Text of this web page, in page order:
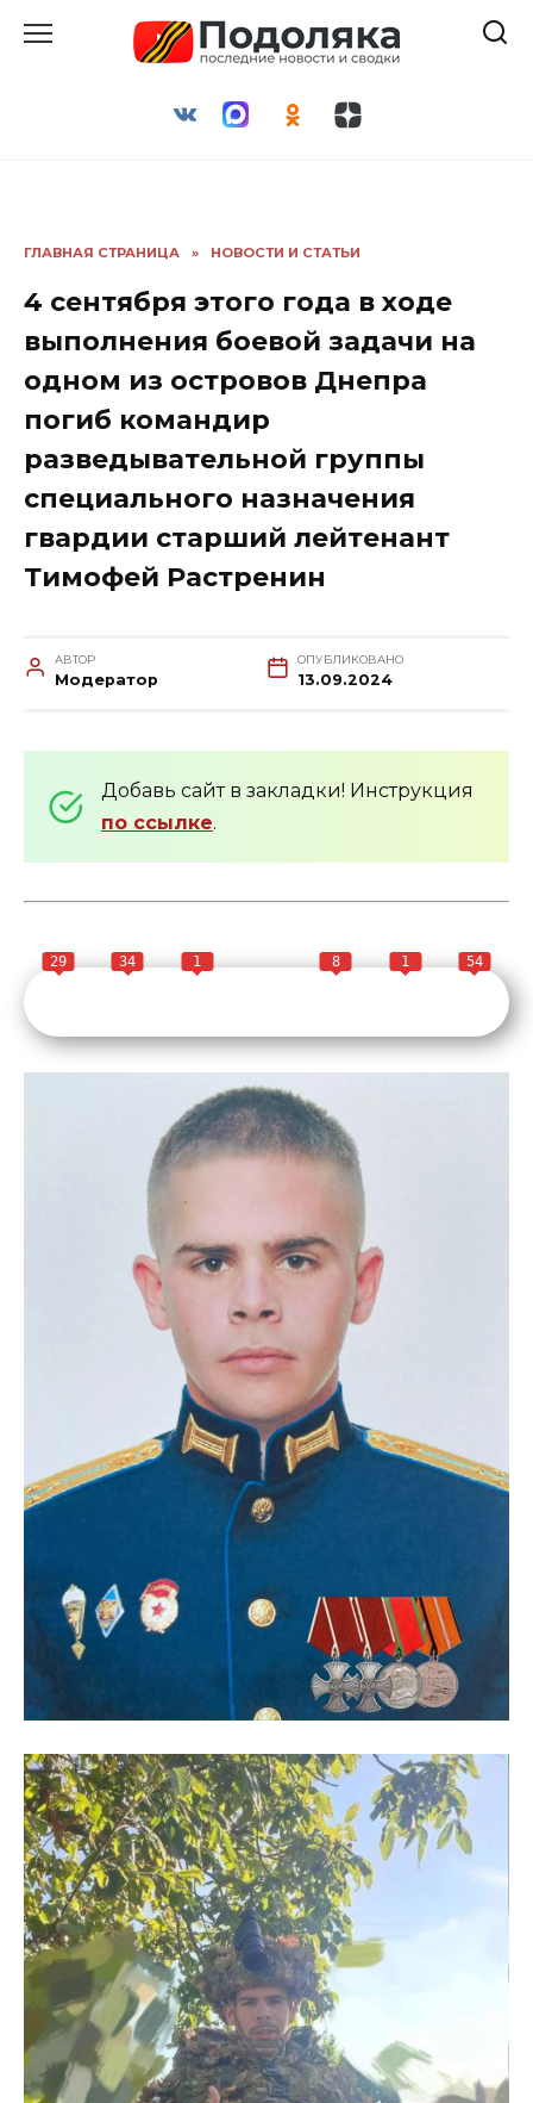
ГЛАВНАЯ СТРАНИЦА » НОВОСТИ И СТАТЬИ
4 сентября этого года в ходе
выполнения боевой задачи на
одном из островов Днепра
погиб командир
разведывательной группы
специального назначения
гвардии старший лейтенант
Тимофей Растренин
АВТОР
Модератор
ОПУБЛИКОВАНО
13.09.2024
Добавь сайт в закладки! Инструкция
по ссылке.
29 34 1 8 1 54